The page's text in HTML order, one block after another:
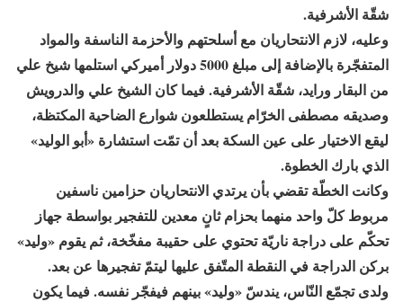
شقّة الأشرفية.
وعليه، لازم الانتحاريان مع أسلحتهم والأحزمة الناسفة والمواد
المتفجّرة بالإضافة إلى مبلغ 5000 دولار أميركي استلمها شيخ علي
من البقار ورايد، شقّة الأشرفية. فيما كان الشيخ علي والدرويش
وصديقه مصطفى الخرّام يستطلعون شوارع الضاحية المكتظة،
ليقع الاختيار على عين السكة بعد أن تمّت استشارة «أبو الوليد»
الذي بارك الخطوة.
وكانت الخطّة تقضي بأن يرتدي الانتحاريان حزامين ناسفين
مربوط كلّ واحد منهما بحزام ثانٍ معدين للتفجير بواسطة جهاز
تحكّم على دراجة ناريّة تحتوي على حقيبة مفخّخة، ثم يقوم «وليد»
بركن الدراجة في النقطة المتّفق عليها ليتمّ تفجيرها عن بعد.
ولدى تجمّع النّاس، يندسّ «وليد» بينهم فيفجّر نفسه. فيما يكون